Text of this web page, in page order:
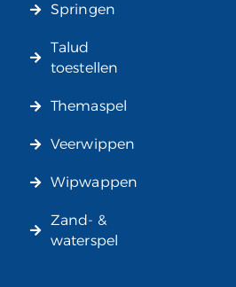
Springen
Talud
toestellen
Themaspel
Veerwippen
Wipwappen
Zand- &
waterspel